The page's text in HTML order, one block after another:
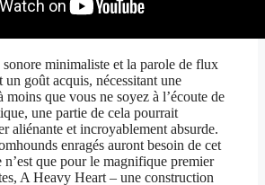
minimaliste et la parole de flux
un goût acquis, nécessitant une
moins que vous ne soyez à l’écoute de
une partie de cela pourrait
aliénante et incroyablement absurde.
enragés auront besoin de cet
n’est que pour le magnifique premier
A Heavy Heart – une construction